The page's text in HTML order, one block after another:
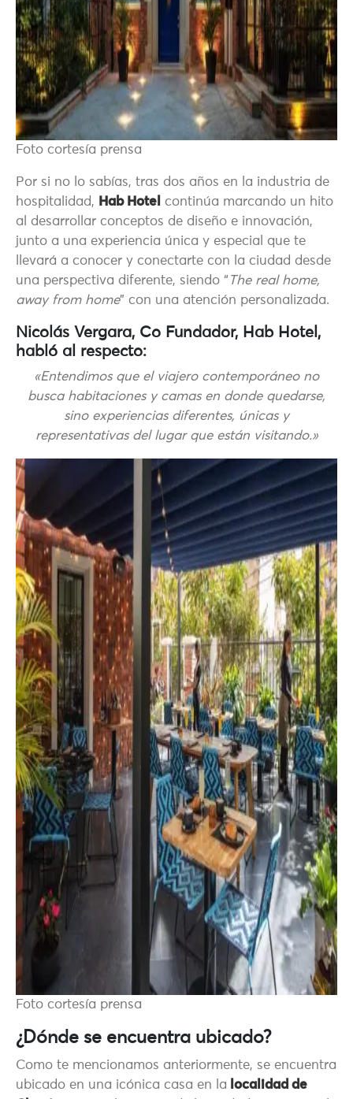
Foto cortesía prensa
Por si no lo sabías, tras dos años en la industria de
hospitalidad, Hab Hotel continúa marcando un hito
al desarrollar conceptos de diseño e innovación,
junto a una experiencia única y especial que te
llevará a conocer y conectarte con la ciudad desde
una perspectiva diferente, siendo “ The real home,
away from home” con una atención personalizada.
Nicolás Vergara, Co Fundador, Hab Hotel,
habló al respecto:
«Entendimos que el viajero contemporáneo no
busca habitaciones y camas en donde quedarse,
sino experiencias diferentes, únicas y
representativas del lugar que están visitando.»
Foto cortesía prensa
¿Dónde se encuentra ubicado?
Como te mencionamos anteriormente, se encuentra
ubicado en una icónica casa en la localidad de